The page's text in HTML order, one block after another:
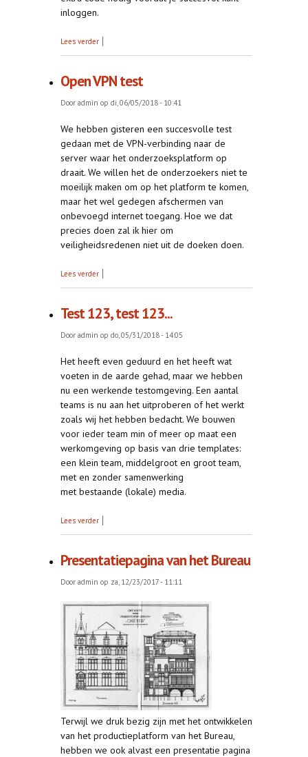
inloggen.
Lees verder over Twee-factor-authenticatie (2FA)
Open VPN test
Door admin op di, 06/05/2018 - 10:41
We hebben gisteren een succesvolle test
gedaan met de VPN-verbinding naar de
server waar het onderzoeksplatform op
draait. We willen het de onderzoekers niet te
moeilijk maken om op het platform te komen,
maar het wel gedegen afschermen van
onbevoegd internet toegang. Hoe we dat
precies doen zal ik hier om
veiligheidsredenen niet uit de doeken doen.
Lees verder over Open VPN test
Test 123, test 123...
Door admin op do, 05/31/2018 - 14:05
Het heeft even geduurd en het heeft wat
voeten in de aarde gehad, maar we hebben
nu een werkende testomgeving. Een aantal
teams is nu aan het uitproberen of het werkt
zoals wij het hebben bedacht. We bouwen
voor ieder team min of meer op maat een
werkomgeving op basis van drie templates:
een klein team, middelgroot en groot team,
met en zonder samenwerking
met bestaande (lokale) media.
Lees verder over Test 123, test 123...
Presentatiepagina van het Bureau
Door admin op za, 12/23/2017 - 11:11
Terwijl we druk bezig zijn met het ontwikkelen
van het productieplatform van het Bureau,
hebben we ook alvast een presentatie pagina